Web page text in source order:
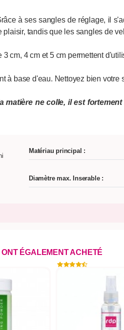
à ses sangles de réglage, il
tandis que les sangles de
cm, 4 cm et 5 cm permettent
à base d'eau. Nettoyez bien
matièrenecolle, il est
Matériau principal :
Diamètre max. Inserable :
ÉGALEMENT ACHETÉ